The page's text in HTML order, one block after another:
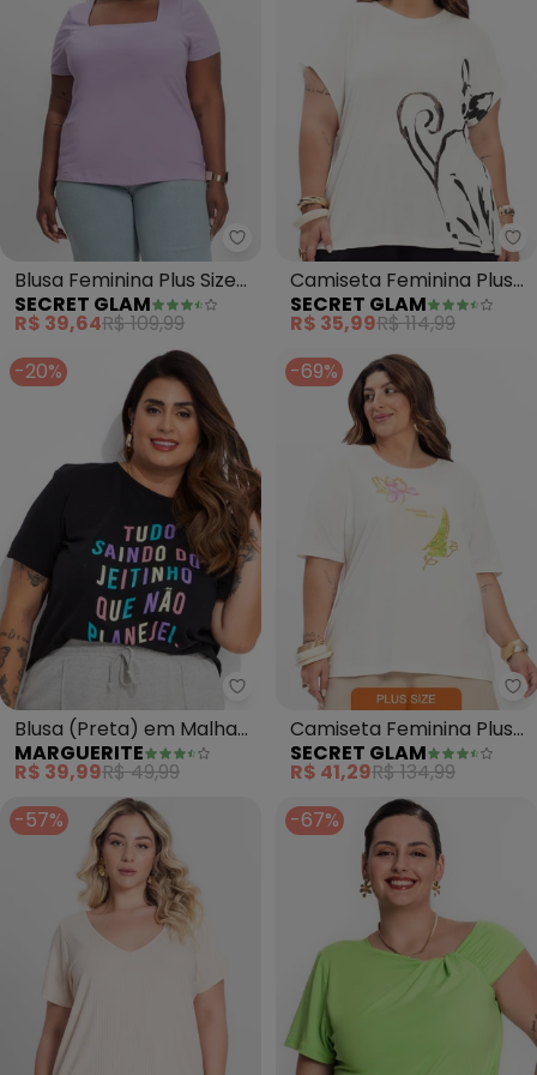
Secret Glam - Blusa Feminina
Blusa Feminina Plus Size
(Roxo)
SECRET GLAM
R$ 39,64R$ 109,99
Camiseta Feminina Plus
Size (Bege)
SECRET GLAM
R$ 35,99R$ 114,99
-20%
Marguerite - Blusa (Preta) em
Blusa (Preta) em Malha
de Algodão
MARGUERITE
R$ 39,99R$ 49,99
-69%
Camiseta Feminina Plus
Size (Bege)
SECRET GLAM
R$ 41,29R$ 134,99
-57%
-67%